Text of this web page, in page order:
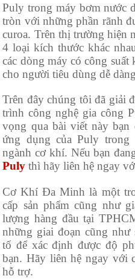
Puly trong máy bơm nước
tròn với những phần rãnh
curoa. Trên thị trường hiện
4 loại kích thước khác
các dòng máy có công suất
cho người tiêu dùng dễ
Trên đây chúng tôi đã giải
trình công nghệ gia công
vọng qua bài viết này
ứng dụng của Puly trong
ngành cơ khí. Nếu bạn
Puly thì hãy liên hệ ngay
Cơ Khí Đa Minh là một
cấp sản phẩm cũng như
lượng hàng đầu tại
những giai đoạn cũng như
tố để xác định được độ
bạn. Hãy liên hệ ngay với
hỗ trợ.